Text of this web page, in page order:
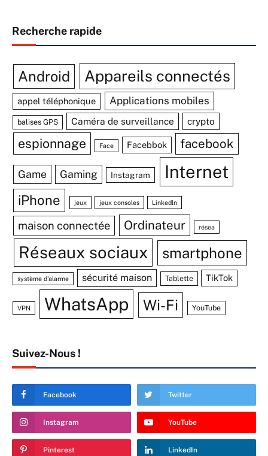
Recherche rapide
Android Appareils connectés
appel téléphonique Applications mobiles
balises GPS Caméra de surveillance crypto
espionnage Face Facebbok facebook
Game Gaming Instagram Internet
iPhone jeux jeux consoles Linkedln
maison connectée Ordinateur résea
Réseaux sociaux smartphone
système d'alarme sécurité maison Tablette TikTok
VPN WhatsApp Wi-Fi YouTube
Suivez-Nous !
Facebook Twitter
Instagram YouTube
Pinterest LinkedIn